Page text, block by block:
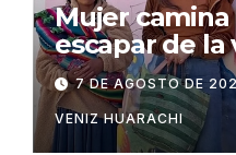
Mujer camina
escapar de la
Potosí
7 DE AGOSTO DE
VENIZ HUARACHI